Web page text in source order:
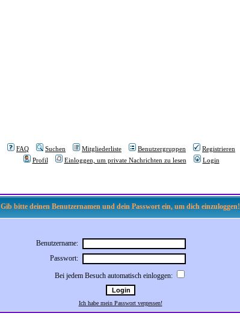
FAQ Suchen Mitgliederliste Benutzergruppen
Registrieren
Profil
Einloggen, um private Nachrichten zu lesen Login
Gib bitte deinen Benutzernamen und dein Passwort ein, um dich einzuloggen!
Benutzername:
Passwort:
Bei jedem Besuch automatisch einloggen:
Ich habe mein Passwort vergessen!